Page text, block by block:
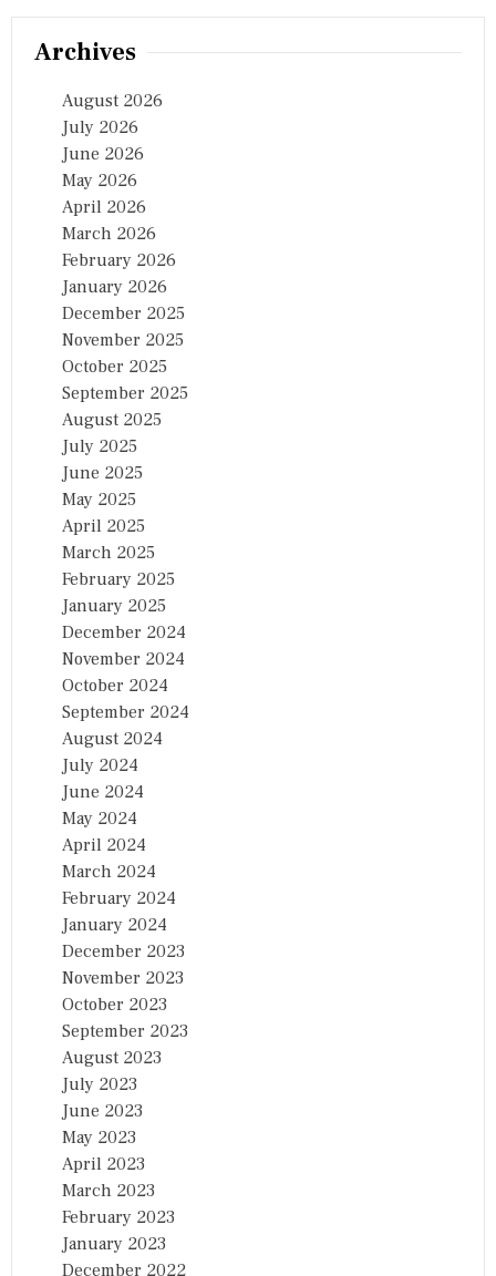
Archives
August 2026
July 2026
June 2026
May 2026
April 2026
March 2026
February 2026
January 2026
December 2025
November 2025
October 2025
September 2025
August 2025
July 2025
June 2025
May 2025
April 2025
March 2025
February 2025
January 2025
December 2024
November 2024
October 2024
September 2024
August 2024
July 2024
June 2024
May 2024
April 2024
March 2024
February 2024
January 2024
December 2023
November 2023
October 2023
September 2023
August 2023
July 2023
June 2023
May 2023
April 2023
March 2023
February 2023
January 2023
December 2022